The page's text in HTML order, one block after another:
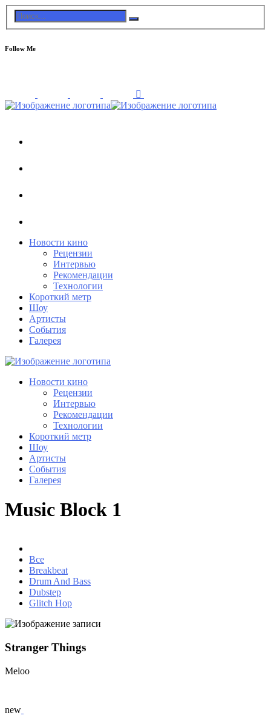
Follow Me
Новости кино
Рецензии
Интервью
Рекомендации
Технологии
Короткий метр
Шоу
Артисты
События
Галерея
Новости кино
Рецензии
Интервью
Рекомендации
Технологии
Короткий метр
Шоу
Артисты
События
Галерея
Music Block 1
Все
Breakbeat
Drum And Bass
Dubstep
Glitch Hop
Stranger Things
Meloo
new